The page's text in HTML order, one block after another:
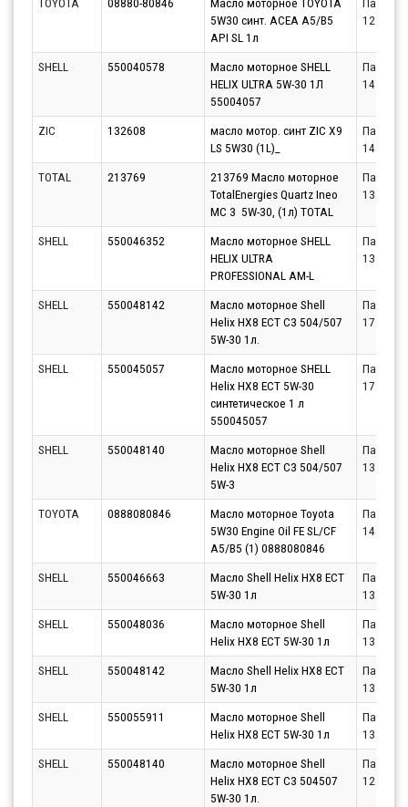
5W30 синт. ACEA A5/B5
API SL 1л
SHELL 550040578
Масло моторное SHELL
HELIX ULTRA 5W-30 1Л
55004057
Партнёр
ZIC 132608
масло мотор. синт ZIC X9
LS 5W30 (1L)_
Партнёр
TOTAL
213769
213769 Масло моторное
TotalEnergies Quartz Ineo
MC 3 5W-30, (1л) TOTAL
Партнёр
SHELL 550046352
Масло моторное SHELL
HELIX ULTRA
PROFESSIONAL AM-L
Партнёр
SHELL 550048142
Масло моторное Shell
Helix HX8 ECT C3 504/507
5W-30 1л.
Партнёр
SHELL 550045057
Масло моторное SHELL
Helix HX8 ECT 5W-30
синтетическое 1 л
550045057
Партнёр
SHELL 550048140
Масло моторное Shell
Helix HX8 ECT C3 504/507
5W-3
Партнёр
TOYOTA 0888080846
Масло моторное Toyota
5W30 Engine Oil FE SL/CF
A5/B5 (1) 0888080846
Партнёр
SHELL 550046663
Масло Shell Helix HX8 ECT
5W-30 1л
Партнёр
SHELL
550048036
Масло моторное Shell
Helix HX8 ECT 5W-30 1л
Партнёр
SHELL
550048142
Масло Shell Helix HX8 ECT
5W-30 1л
Партнёр
SHELL
550055911
Масло моторное Shell
Helix HX8 ECT 5W-30 1л
Партнёр
SHELL
550048140
Масло моторное Shell
Helix HX8 ECT C3 504507
5W-30 1л.
Партнёр